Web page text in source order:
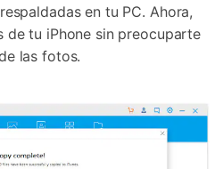
en tu PC. Ahora,
de tu iPhone sin preocuparte
las fotos.